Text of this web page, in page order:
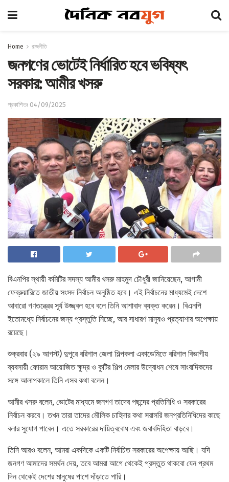
Home রাজনীতি
জনগণের ভোটেই নির্ধারিত হবে ভবিষ্যৎ
সরকার: আমীর খসরু
প্রকাশিতঃ 04/09/2025
বিএনপির স্থায়ী কমিটির সদস্য আমীর খসরু মাহমুদ চৌধুরী জানিয়েছেন, আগামী
ফেব্রুয়ারিতে জাতীয় সংসদ নির্বাচন অনুষ্ঠিত হবে। এই নির্বাচনের মাধ্যমেই দেশে
আবারো গণতন্ত্রের সূর্য উজ্জ্বল হবে বলে তিনি আশাবাদ ব্যক্ত করেন। বিএনপি
ইতোমধ্যে নির্বাচনের জন্য প্রস্তুতি নিচ্ছে, আর সাধারণ মানুষও প্রত্যাশার অপেক্ষায়
রয়েছে।
শুক্রবার (২৯ আগস্ট) দুপুরে বরিশাল জেলা শিল্পকলা একাডেমিতে বরিশাল বিভাগীয়
ব্যবসায়ী ফোরাম আয়োজিত ক্ষুদ্র ও কুটির শিল্প মেলার উদ্বোধন শেষে সাংবাদিকদের
সঙ্গে আলাপকালে তিনি এসব কথা বলেন।
আমীর খসরু বলেন, ভোটের মাধ্যমে জনগণ তাদের পছন্দের প্রতিনিধি ও সরকারের
নির্বাচন করবে। তখন তারা তাদের মৌলিক চাহিদার কথা সরাসরি জনপ্রতিনিধিদের কাছে
বলার সুযোগ পাবেন। এতে সরকারের দায়িত্ববোধ এবং জবাবদিহিতা বাড়বে।
তিনি আরও বলেন, আমরা একদিকে একটি নির্বাচিত সরকারের অপেক্ষায় আছি। যদি
জনগণ আমাদের সমর্থন দেয়, তবে আমরা আগে থেকেই প্রস্তুত থাকবো যেন প্রথম
দিন থেকেই দেশের মানুষের পাশে দাঁড়াতে পারি।